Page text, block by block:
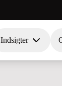
Indsigter